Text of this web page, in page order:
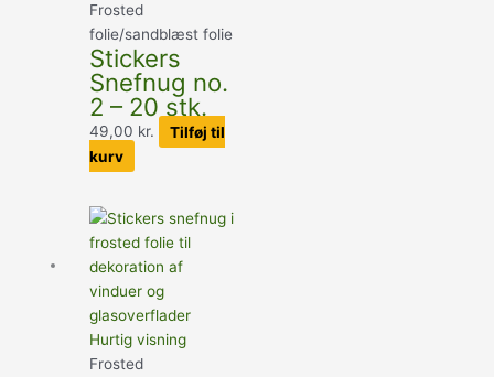
Frosted
folie/sandblæst folie
Stickers
Snefnug no.
2 – 20 stk.
49,00 kr.
Tilføj til
kurv
Hurtig visning
Frosted